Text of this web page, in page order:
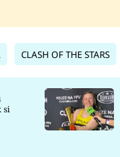
CLASH OF THE STARS
si